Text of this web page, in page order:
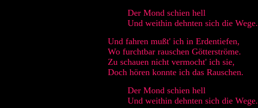
Der Mond schien hell
Und weithin dehnten sich die Wege.
Und fahren mußt' ich in Erdentiefen,
Wo furchtbar rauschen Götterströme.
Zu schauen nicht vermocht' ich sie,
Doch hören konnte ich das Rauschen.
Der Mond schien hell
Und weithin dehnten sich die Wege.